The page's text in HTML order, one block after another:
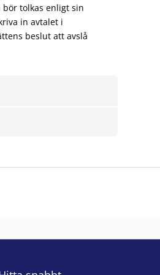
bör tolkas enligt sin
in avtalet i
beslut att avslå